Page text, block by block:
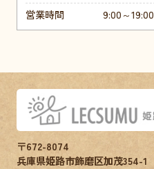
営業時間
9:00～19:00
〒672-8074
兵庫県姫路市飾磨区加茂354-1